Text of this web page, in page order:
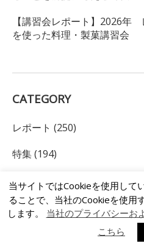
【講習会レポート】2026年
を使った料理・製菓講習会
CATEGORY
レポート (250)
特集 (194)
レシピ (258)
ドリンク (103)
当サイトではCookieを使用して
ることで、当社のCookieを使用
します。 当社のプライバシーお
こちら